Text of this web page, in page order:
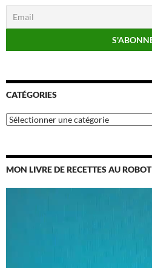
CATÉGORIES
Catégories
MON LIVRE DE RECETTES AU ROBOT